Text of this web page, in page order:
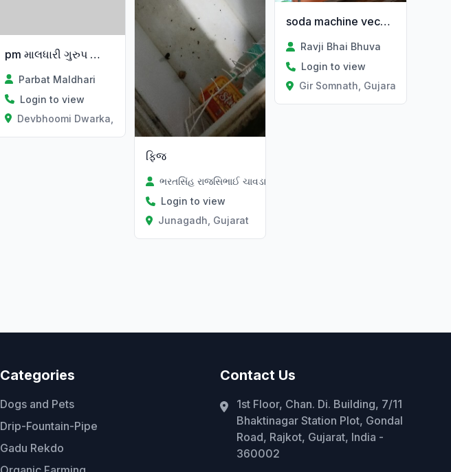
pm માલધારી ગુરુપ જામ રાવલ
Parbat Maldhari
Login to view
Devbhoomi Dwarka, Gujarat
ફિજ
ભરતસિંહ રાજસિભાઈ ચાવડા
Login to view
Junagadh, Gujarat
soda machine vechvanu chhe
Ravji Bhai Bhuva
Login to view
Gir Somnath, Gujarat
Categories
Dogs and Pets
Drip-Fountain-Pipe
Gadu Rekdo
Contact Us
1st Floor, Chan. Di. Building, 7/11
Bhaktinagar Station Plot, Gondal
Road, Rajkot, Gujarat, India -
360002